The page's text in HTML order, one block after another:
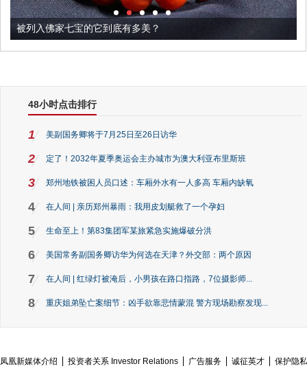
被列入佛家七宝的它到底有多美？
48小时点击排行
1 美副国务卿将于7月25日至26日访华
2 定了！2032年夏季奥运会主办城市为澳大利亚布里斯班
3 郑州地铁被困人员口述：车厢外水有一人多高 车厢内缺氧
4 在人间 | 亲历郑州暴雨：我用皮划艇救了一个孕妇
5 生命至上！第83集团军某旅紧急实施爆破分洪
6 美国常务副国务卿访华为何选在天津？外交部：两个原因
7 在人间 | 红绿灯被淹后，小男孩在路口指路，7位摄影师...
8 重庆姐弟坠亡案细节：凶手欲靠悲情蒙混 警方现场勘察发现...
凤凰新媒体介绍 投资者关系 Investor Relations 广告服务 诚征英才
保护隐